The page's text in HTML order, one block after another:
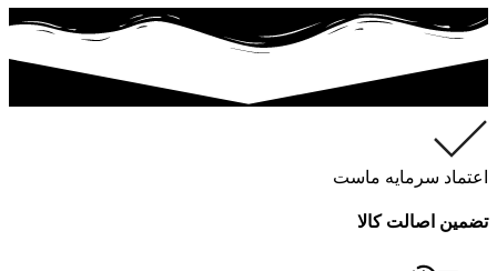
اعتماد سرمایه ماست
تضمین اصالت کالا